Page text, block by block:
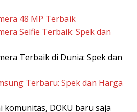
48 MP Terbaik
Selfie Terbaik: Spek dan
Terbaik di Dunia: Spek dan
Terbaru: Spek dan Harga
komunitas, DOKU baru saja